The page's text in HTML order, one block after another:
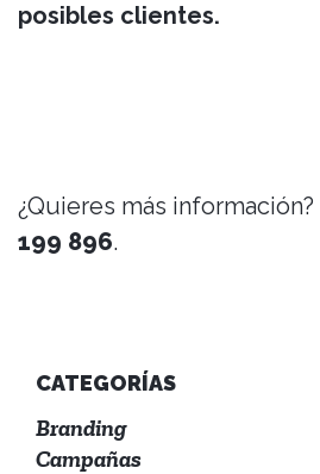
posibles clientes.
¿Quieres más información?
199 896.
CATEGORÍAS
Branding
Campañas